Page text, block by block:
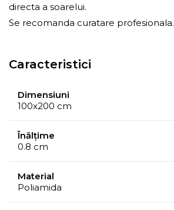
directa a soarelui.
Se recomanda curatare profesionala.
Caracteristici
Dimensiuni
100x200 cm
Înălțime
0.8 cm
Material
Poliamida